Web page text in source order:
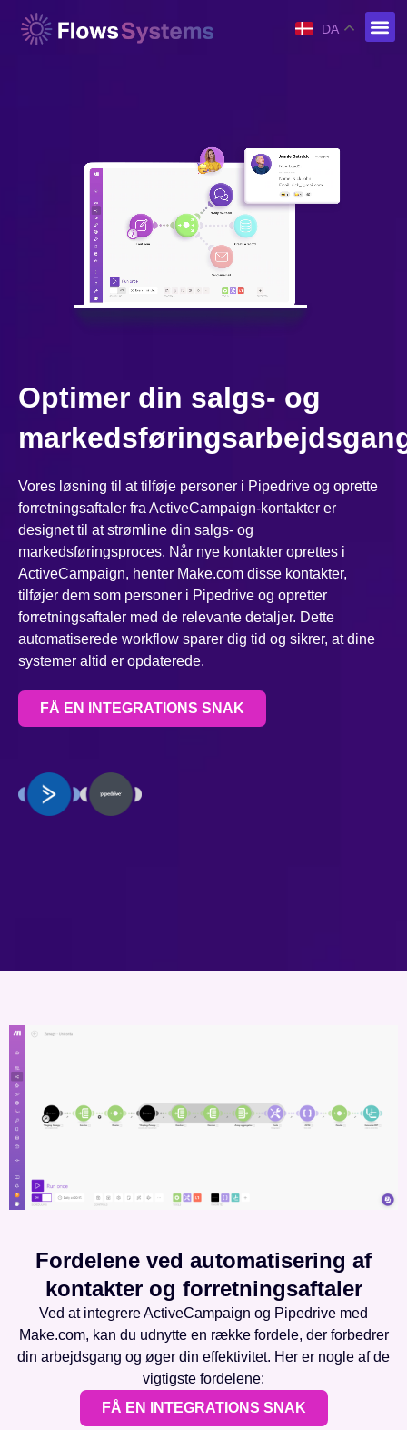
DA
Optimer din salgs- og
Vores løsning til at tilføje personer i Pipedrive og oprette
forretningsaftaler fra ActiveCampaign-kontakter er
designet til at strømline din salgs- og
markedsføringsproces. Når nye kontakter oprettes i
ActiveCampaign, henter Make.com disse kontakter,
tilføjer dem som personer i Pipedrive og opretter
forretningsaftaler med de relevante detaljer. Dette
automatiserede workflow sparer dig tid og sikrer, at dine
systemer altid er opdaterede.
FÅ EN INTEGRATIONS SNAK
Fordelene ved automatisering af
kontakter og forretningsaftaler
Ved at integrere ActiveCampaign og Pipedrive med
Make.com, kan du udnytte en række fordele, der forbedrer
din arbejdsgang og øger din effektivitet. Her er nogle af de
vigtigste fordelene:
FÅ EN INTEGRATIONS SNAK